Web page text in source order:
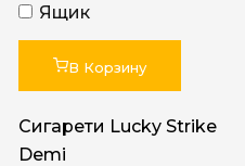
Ящик
В Корзину
Сигарети Lucky Strike
Demi